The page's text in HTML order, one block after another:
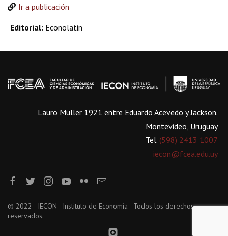
Ir a publicación
Editorial: Econolatin
Lauro Müller 1921 entre Eduardo Acevedo y Jackson.
Montevideo, Uruguay
Tel. (598) 2413 1007
iecon@fcea.edu.uy
© 2022 - IECON - Instituto de Economía - Todos los derechos
reservados.